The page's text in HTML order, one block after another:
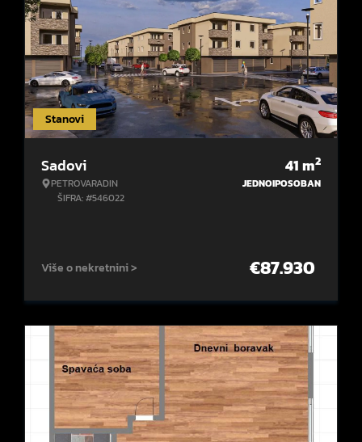
Stanovi
Sadovi
PETROVARADIN
ŠIFRA: #546022
41m2
JEDNOIPOSOBAN
Više o nekretnini > €87.930